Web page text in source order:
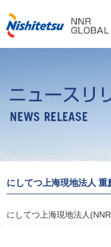
にしてつ上海現地法人
にしてつ上海現地法人